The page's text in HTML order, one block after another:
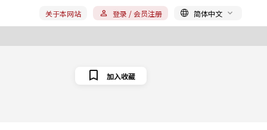
关于本网站 登录 / 会员注册 简体中文
加入收藏